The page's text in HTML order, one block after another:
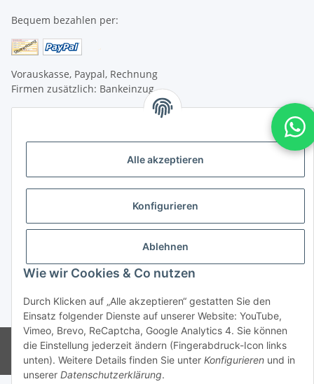
Alle akzeptieren
Konfigurieren
Ablehnen
Wie wir Cookies & Co nutzen
Durch Klicken auf „Alle akzeptieren“ gestatten Sie den
Einsatz folgender Dienste auf unserer Website: YouTube,
Vimeo, Brevo, ReCaptcha, Google Analytics 4. Sie können
die Einstellung jederzeit ändern (Fingerabdruck-Icon links
unten). Weitere Details finden Sie unter Konfigurieren und in
unserer Datenschutzerklärung.
Bequem bezahlen per:
Vorauskasse, Paypal, Rechnung
Firmen zusätzlich: Bankeinzug
Privatkunden:
versandkostenfrei ab 25 € (darunter 6 €)
Firmenkunden:
Wir liefern per DHL Paket (auch an Packstationen)
* Alle Preise inkl. gesetzlicher USt., zzgl.
© CMD Naturkosmetik
Powered byJTL-Shop